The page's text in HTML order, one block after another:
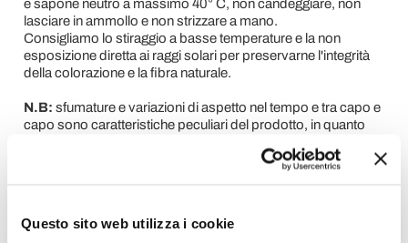
Questo sito web utilizza i cookie
e sapone neutro a massimo 40° C, non candeggiare, non
lasciare in ammollo e non strizzare a mano.
Consigliamo lo stiraggio a basse temperature e la non
esposizione diretta ai raggi solari per preservarne l'integrità
della colorazione e la fibra naturale.
N.B: sfumature e variazioni di aspetto nel tempo e tra capo e
capo sono caratteristiche peculiari del prodotto, in quanto
Richiedi Informazioni